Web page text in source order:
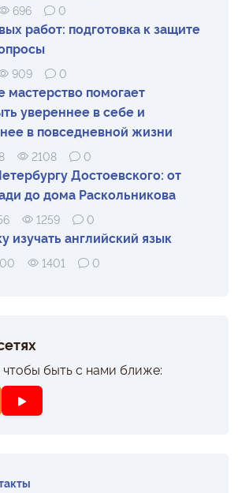
696 0
работ: подготовка к защите
909 0
мастерство помогает
увереннее в себе и
в повседневной жизни
2108 0
Достоевского: от
до дома Раскольникова
1259 0
изучать английский язык
1401 0
быть с нами ближе: